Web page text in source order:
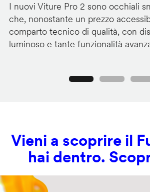
I nuovi Viture Pro 2 sono occhiali
che, nonostante un prezzo
comparto tecnico di qualità, con
luminoso e tante funzionalità
Vieni a scoprire il
hai dentro.